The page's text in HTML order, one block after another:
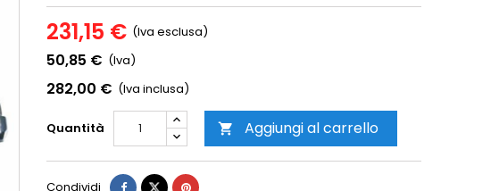
231,15 € (Iva esclusa)
50,85 € (Iva)
282,00 € (Iva inclusa)
Quantità  Aggiungi al carrello
Condividi